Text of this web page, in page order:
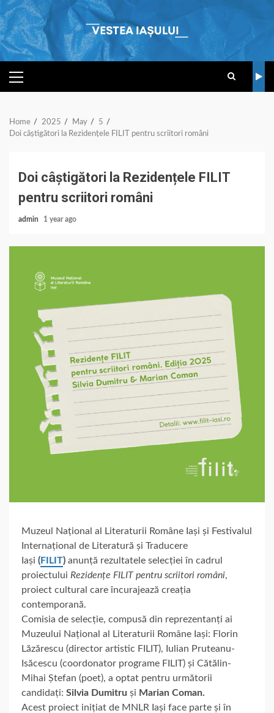
Skip
to
content
PRIMARY
MENU
Home 2025 May
5
Doi câștigători la Rezidențele FILIT pentru scriitori români
Doi câștigători la Rezidențele FILIT
pentru scriitori români
admin 1 year ago
Muzeul Național al Literaturii Române Iași și Festivalul
Internațional de Literatură și Traducere
Iași (FILIT) anunță rezultatele selecției în cadrul
proiectului Rezidențe FILIT pentru scriitori români,
proiect cultural care încurajează creația
contemporană.
Comisia de selecție, compusă din reprezentanți ai
Muzeului Național al Literaturii Române Iași: Florin
Lăzărescu (director artistic FILIT), Iulian Pruteanu-
Isăcescu (coordonator programe FILIT) și Cătălin-
Mihai Ștefan (poet), a optat pentru următorii
candidați: Silvia Dumitru și Marian Coman.
Acest proiect inițiat de MNLR Iași face parte și în